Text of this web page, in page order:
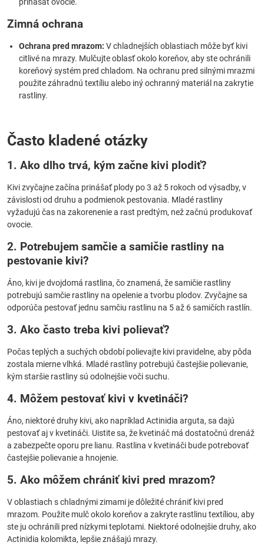
Zimná ochrana
Ochrana pred mrazom: V chladnejších oblastiach môže byť kivi
citlivé na mrazy. Mulčujte oblasť okolo koreňov, aby ste ochránili
koreňový systém pred chladom. Na ochranu pred silnými mrazmi
použite záhradnú textíliu alebo iný ochranný materiál na zakrytie
rastliny.
Často kladené otázky
1. Ako dlho trvá, kým začne kivi plodiť?
Kivi zvyčajne začína prinášať plody po 3 až 5 rokoch od výsadby, v
závislosti od druhu a podmienok pestovania. Mladé rastliny
vyžadujú čas na zakorenenie a rast predtým, než začnú produkovať
ovocie.
2. Potrebujem samčie a samičie rastliny na
pestovanie kivi?
Áno, kivi je dvojdomá rastlina, čo znamená, že samičie rastliny
potrebujú samčie rastliny na opelenie a tvorbu plodov. Zvyčajne sa
odporúča pestovať jednu samčiu rastlinu na 5 až 6 samičích rastlín.
3. Ako často treba kivi polievať?
Počas teplých a suchých období polievajte kivi pravidelne, aby pôda
zostala mierne vlhká. Mladé rastliny potrebujú častejšie polievanie,
kým staršie rastliny sú odolnejšie voči suchu.
4. Môžem pestovať kivi v kvetináči?
Áno, niektoré druhy kivi, ako napríklad Actinidia arguta, sa dajú
pestovať aj v kvetináči. Uistite sa, že kvetináč má dostatočnú drenáž
a zabezpečte oporu pre lianu. Rastlina v kvetináči bude potrebovať
častejšie polievanie a hnojenie.
5. Ako môžem chrániť kivi pred mrazom?
V oblastiach s chladnými zimami je dôležité chrániť kivi pred
mrazom. Použite mulč okolo koreňov a zakryte rastlinu textíliou, aby
ste ju ochránili pred nízkymi teplotami. Niektoré odolnejšie druhy, ako
Actinidia kolomikta, lepšie znášajú mrazy.